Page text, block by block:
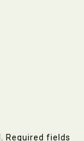
Required fields